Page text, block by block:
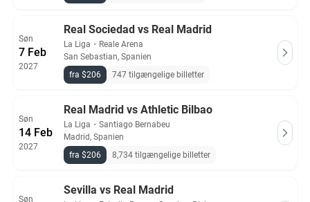
Søn
7 Feb
2027
Real Sociedad vs Real Madrid
La Liga ・ Reale Arena
San Sebastian, Spanien
fra $206
747 tilgængelige billetter
Søn
14 Feb
2027
Real Madrid vs Athletic Bilbao
La Liga ・ Santiago Bernabeu
Madrid, Spanien
fra $206
8,734 tilgængelige billetter
Søn
Sevilla vs Real Madrid